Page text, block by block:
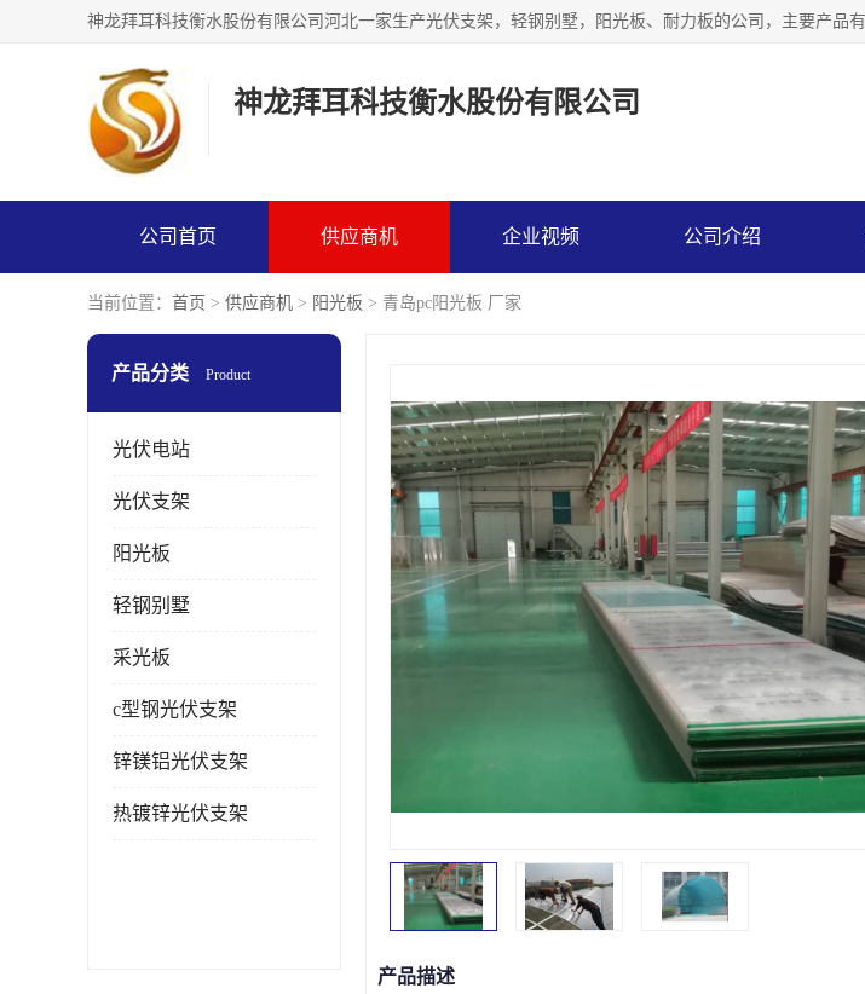
神龙拜耳科技衡水股份有限公司
公司首页 供应商机 企业视频 公司介绍
当前位置： 首页 > 供应商机 > 阳光板 > 青岛pc阳光板 厂家
产品分类 Product
光伏电站
光伏支架
阳光板
轻钢别墅
采光板
c型钢光伏支架
锌镁铝光伏支架
热镀锌光伏支架
产品描述